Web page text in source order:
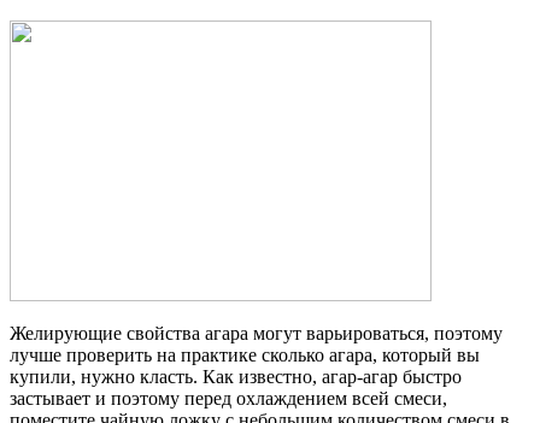
Желирующие свойства агара могут варьироваться, поэтому
лучше проверить на практике сколько агара, который вы
купили, нужно класть. Как известно, агар-агар быстро
застывает и поэтому перед охлаждением всей смеси,